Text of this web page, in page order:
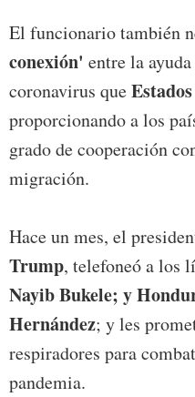
El funcionario también
conexión' entre la
coronavirus que
proporcionando a los
grado de cooperación
migración.
Hace un mes, el
Trump, telefoneó a los
Nayib Bukele; y
Hernández; y les
respiradores para
pandemia.